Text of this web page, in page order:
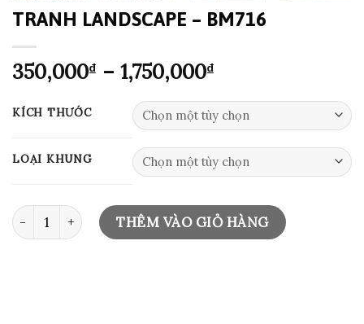
TRANH LANDSCAPE – BM716
350,000₫ – 1,750,000₫
từ
350,000₫
đến
1,750,000₫
KÍCH THƯỚC
LOẠI KHUNG
TRANH LANDSCAPE – BM716 số lượng
THÊM VÀO GIỎ HÀNG